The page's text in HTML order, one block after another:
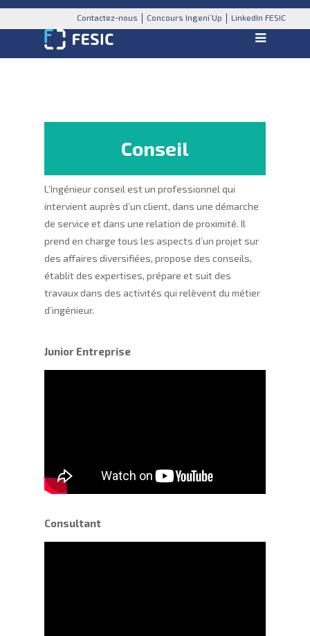
Contactez-nous Concours Ingeni’Up LinkedIn FESIC
Conseil
L’Ingénieur conseil est un professionnel qui
intervient auprès d’un client, dans une démarche
de service et dans une relation de proximité. Il
prend en charge tous les aspects d’un projet sur
des affaires diversifiées, propose des conseils,
établit des expertises, prépare et suit des
travaux dans des activités qui relèvent du métier
d’ingénieur.
Junior Entreprise
Consultant